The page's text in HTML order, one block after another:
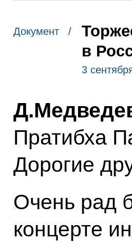
Документ /
в
3
Пратибха
Дорогие
Очень рад
концерте